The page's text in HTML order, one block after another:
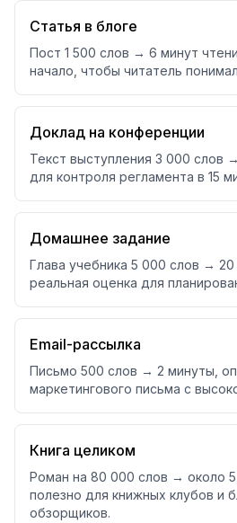
Статья в блоге
Пост 1 500 слов → 6 минут
начало, чтобы читатель
Доклад на конференции
Текст выступления 3 000 слов
для контроля регламента в 15
Домашнее задание
Глава учебника 5 000 слов →
реальная оценка для
Email-рассылка
Письмо 500 слов → 2 минуты,
маркетингового письма с
Книга целиком
Роман на 80 000 слов → около
полезно для книжных клубов и
обзорщиков.